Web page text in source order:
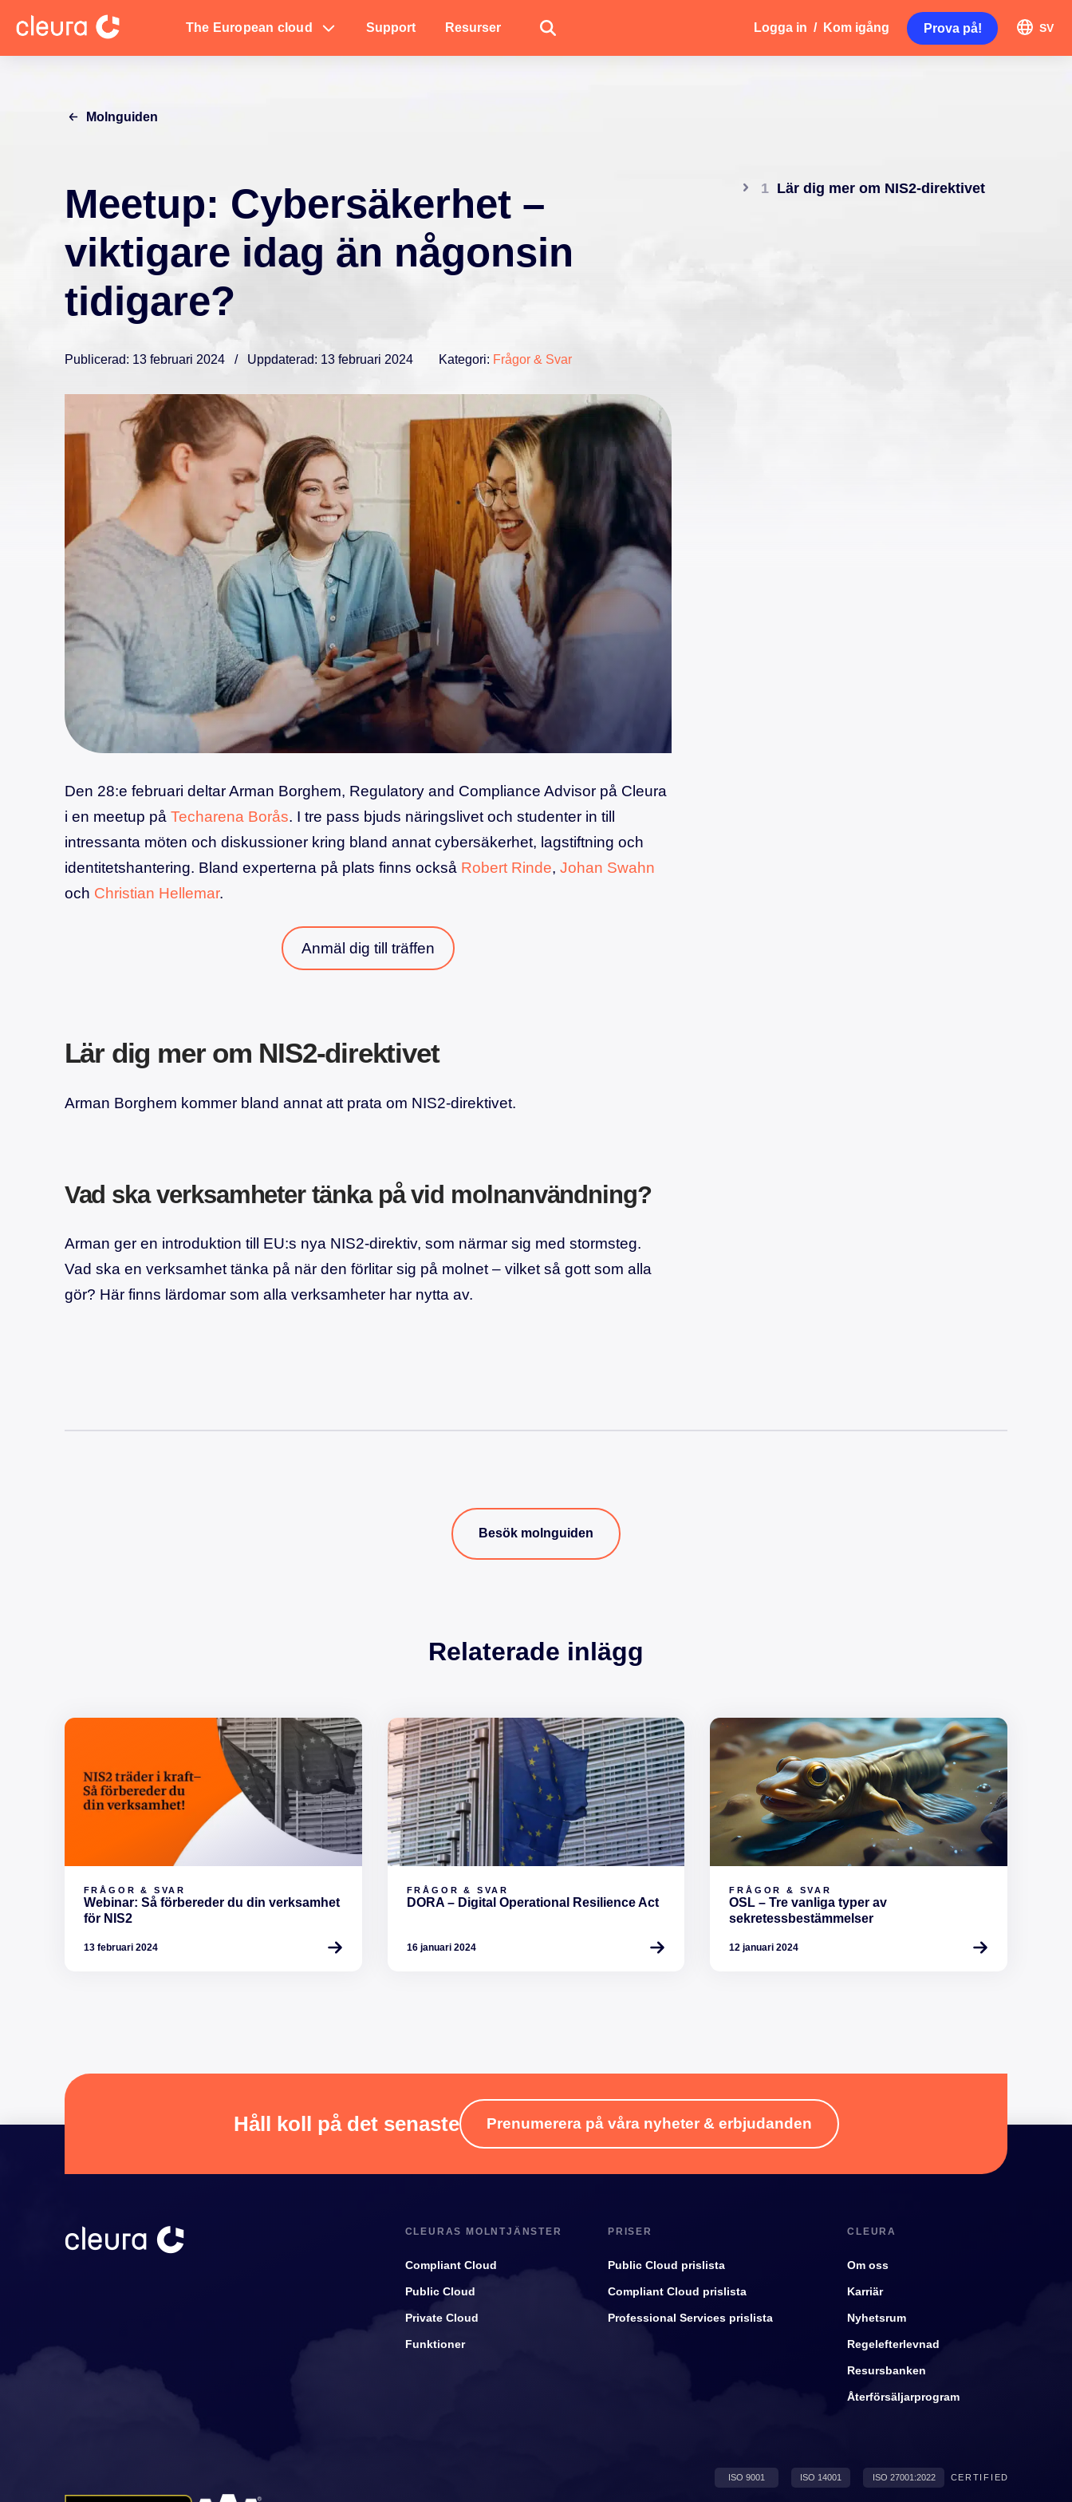
The European cloud Support Resurser Logga in / Kom igång Prova på! SV
Molnguiden
Meetup: Cybersäkerhet –
viktigare idag än någonsin
tidigare?
Publicerad: 13 februari 2024 / Uppdaterad: 13 februari 2024 Kategori: Frågor & Svar
Den 28:e februari deltar Arman Borghem, Regulatory and Compliance Advisor på Cleura
i en meetup på Techarena Borås. I tre pass bjuds näringslivet och studenter in till
intressanta möten och diskussioner kring bland annat cybersäkerhet, lagstiftning och
identitetshantering. Bland experterna på plats finns också Robert Rinde, Johan Swahn
och Christian Hellemar.
Anmäl dig till träffen
Lär dig mer om NIS2-direktivet
Arman Borghem kommer bland annat att prata om NIS2-direktivet.
Vad ska verksamheter tänka på vid molnanvändning?
Arman ger en introduktion till EU:s nya NIS2-direktiv, som närmar sig med stormsteg.
Vad ska en verksamhet tänka på när den förlitar sig på molnet – vilket så gott som alla
gör? Här finns lärdomar som alla verksamheter har nytta av.
Lär dig mer om NIS2-direktivet
Besök molnguiden
Relaterade inlägg
FRÅGOR & SVAR
Webinar: Så förbereder du din verksamhet
för NIS2
13 februari 2024
FRÅGOR & SVAR
DORA – Digital Operational Resilience Act
16 januari 2024
FRÅGOR & SVAR
OSL – Tre vanliga typer av
sekretessbestämmelser
12 januari 2024
Håll koll på det senaste Prenumerera på våra nyheter & erbjudanden
CLEURAS MOLNTJÄNSTER
Compliant Cloud
Public Cloud
Private Cloud
Funktioner
PRISER
Public Cloud prislista
Compliant Cloud prislista
Professional Services prislista
CLEURA
Om oss
Karriär
Nyhetsrum
Regelefterlevnad
Resursbanken
Återförsäljarprogram
ISO 9001 ISO 14001 ISO 27001:2022 CERTIFIED